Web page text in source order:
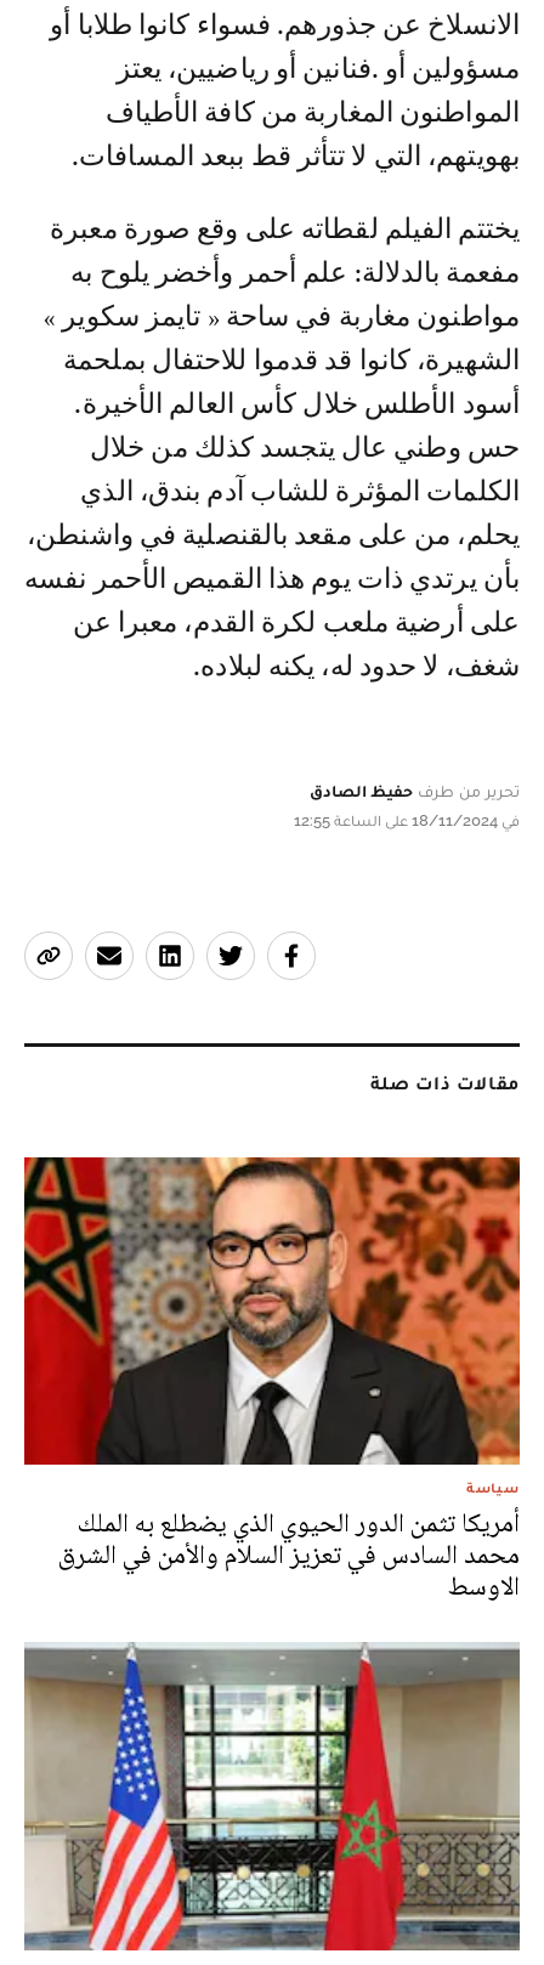
الانسلاخ عن جذورھم. فسواء كانوا طلابا أو
مسؤولین أو .فنانین أو ریاضیین، یعتز
المواطنون المغاربة من كافة الأطیاف
بھویتھم، التي لا تتأثر قط ببعد المسافات.
یختتم الفیلم لقطاته على وقع صورة معبرة
مفعمة بالدلالة: علم أحمر وأخضر یلوح به
مواطنون مغاربة في ساحة « تایمز سكویر »
الشھیرة، كانوا قد قدموا للاحتفال بملحمة
أسود الأطلس خلال كأس العالم الأخیرة.
حس وطني عال یتجسد كذلك من خلال
الكلمات المؤثرة للشاب آدم بندق، الذي
یحلم، من على مقعد بالقنصلیة في واشنطن،
بأن یرتدي ذات یوم ھذا القمیص الأحمر نفسه
على أرضیة ملعب لكرة القدم، معبرا عن
شغف، لا حدود له، یكنه لبلاده.
تحرير من طرف حفيظ الصادق
في 18/11/2024 على الساعة 12:55
مقالات ذات صلة
سياسة
أمريكا تثمن الدور الحيوي الذي يضطلع به الملك
محمد السادس في تعزيز السلام والأمن في الشرق
الاوسط